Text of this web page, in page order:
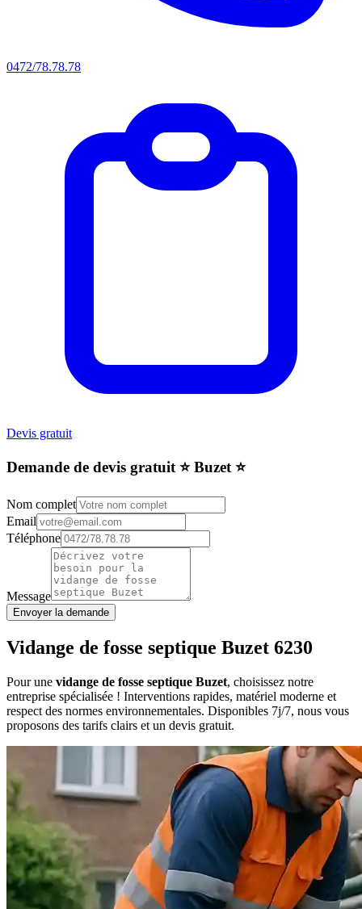
0472/78.78.78
Devis gratuit
Demande de devis gratuit ⭐️ Buzet ⭐️
Nom complet
Email
Téléphone
Message
Envoyer la demande
Vidange de fosse septique Buzet 6230
Pour une vidange de fosse septique Buzet, choisissez notre
entreprise spécialisée ! Interventions rapides, matériel moderne et
respect des normes environnementales. Disponibles 7j/7, nous vous
proposons des tarifs clairs et un devis gratuit.